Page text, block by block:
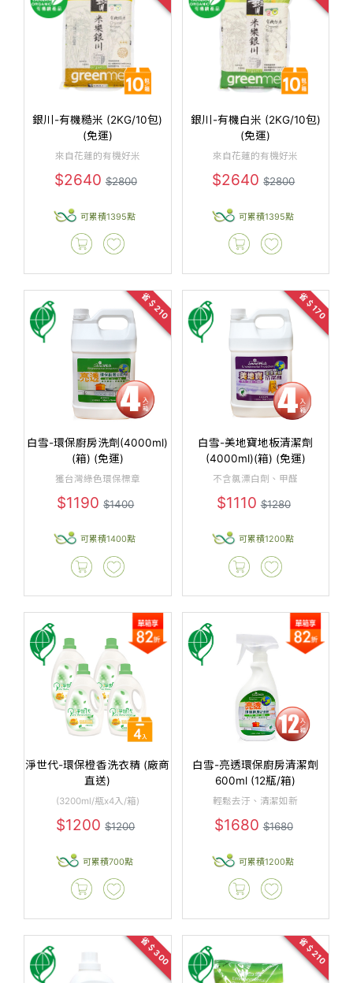
銀川-有機糙米 (2KG/10包)
(免運)
來自花蓮的有機好米
$2640$2800
可累積1395點
銀川-有機白米 (2KG/10包)
(免運)
來自花蓮的有機好米
$2640$2800
可累積1395點
省＄210
白雪-環保廚房洗劑(4000ml)
(箱) (免運)
獲台灣綠色環保標章
$1190$1400
可累積1400點
省＄170
白雪-美地寶地板清潔劑
(4000ml)(箱) (免運)
不含氯漂白劑、甲醛
$1110$1280
可累積1200點
淨世代-環保橙香洗衣精 (廠商
直送)
(3200ml/瓶x4入/箱)
$1200$1200
可累積700點
白雪-亮透環保廚房清潔劑
600ml (12瓶/箱)
輕鬆去汙、清潔如新
$1680$1680
可累積1200點
省＄300 省＄210